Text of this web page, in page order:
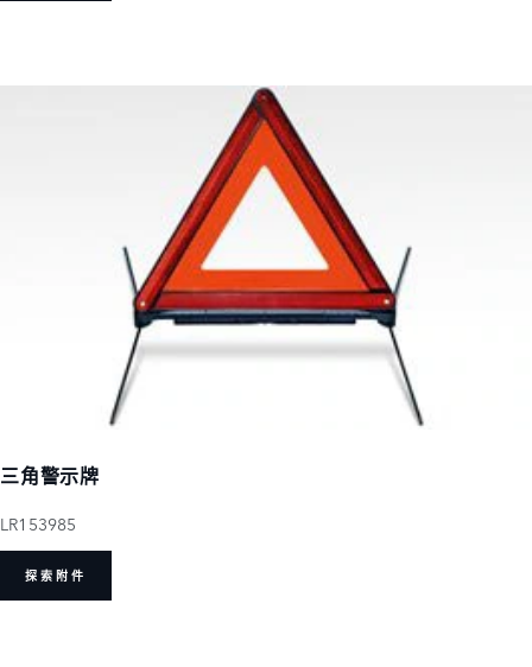
三角警示牌
LR153985
探索附件